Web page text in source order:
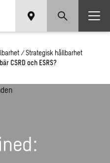
/ Strategisk hållbarhet
CSRD och ESRS?